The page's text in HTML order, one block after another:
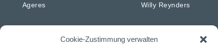
Cookie-Zustimmung verwalten
Ageres
Willy Reynders